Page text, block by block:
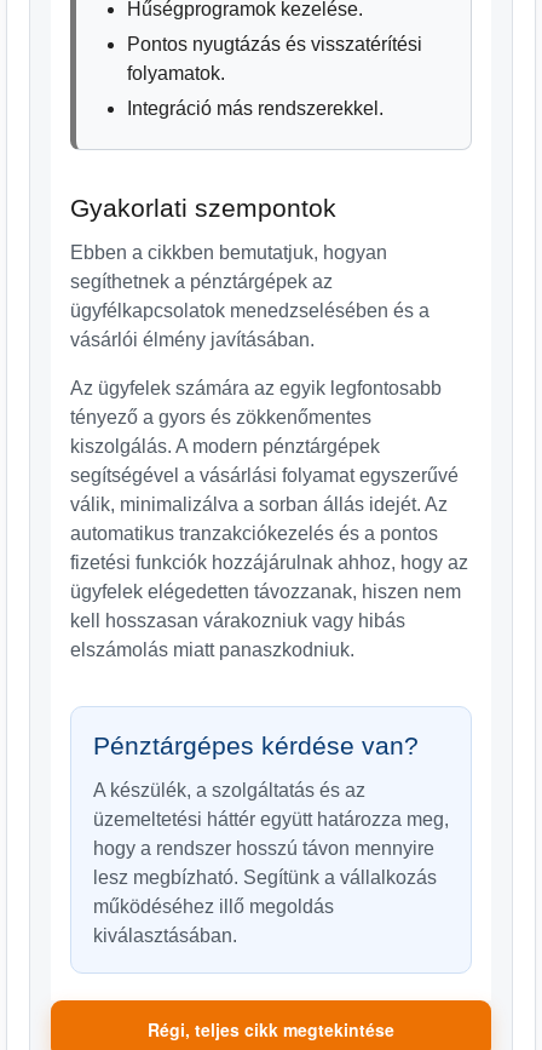
Hűségprogramok kezelése.
Pontos nyugtázás és visszatérítési
folyamatok.
Integráció más rendszerekkel.
Gyakorlati szempontok
Ebben a cikkben bemutatjuk, hogyan
segíthetnek a pénztárgépek az
ügyfélkapcsolatok menedzselésében és a
vásárlói élmény javításában.
Az ügyfelek számára az egyik legfontosabb
tényező a gyors és zökkenőmentes
kiszolgálás. A modern pénztárgépek
segítségével a vásárlási folyamat egyszerűvé
válik, minimalizálva a sorban állás idejét. Az
automatikus tranzakciókezelés és a pontos
fizetési funkciók hozzájárulnak ahhoz, hogy az
ügyfelek elégedetten távozzanak, hiszen nem
kell hosszasan várakozniuk vagy hibás
elszámolás miatt panaszkodniuk.
Pénztárgépes kérdése van?
A készülék, a szolgáltatás és az
üzemeltetési háttér együtt határozza meg,
hogy a rendszer hosszú távon mennyire
lesz megbízható. Segítünk a vállalkozás
működéséhez illő megoldás
kiválasztásában.
Régi, teljes cikk megtekintése